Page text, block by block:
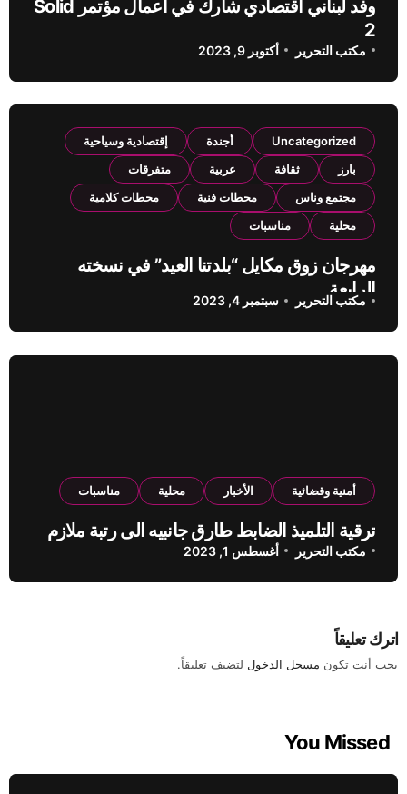
وفد لبناني اقتصادي شارك في اعمال مؤتمر Solid
2
مكتب التحرير أكتوبر 9, 2023
Uncategorized أجندة
إقتصادية وسياحية
بارز
ثقافة عربية
متفرقات
مجتمع وناس
محطات فنية
محطات كلامية
محلية
مناسبات
مهرجان زوق مكايل “بلدتنا العيد” في نسخته
الرابعة
مكتب التحرير سبتمبر 4, 2023
أمنية وقضائية الأخبار محلية مناسبات
ترقية التلميذ الضابط طارق جانبيه الى رتبة ملازم
مكتب التحرير أغسطس 1, 2023
اترك تعليقاً
يجب أنت تكون مسجل الدخول لتضيف تعليقاً.
You Missed